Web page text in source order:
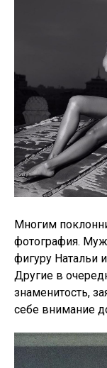
Многим
фотография.
фигуру Натальи
Другие в
знаменитость,
себе внимание